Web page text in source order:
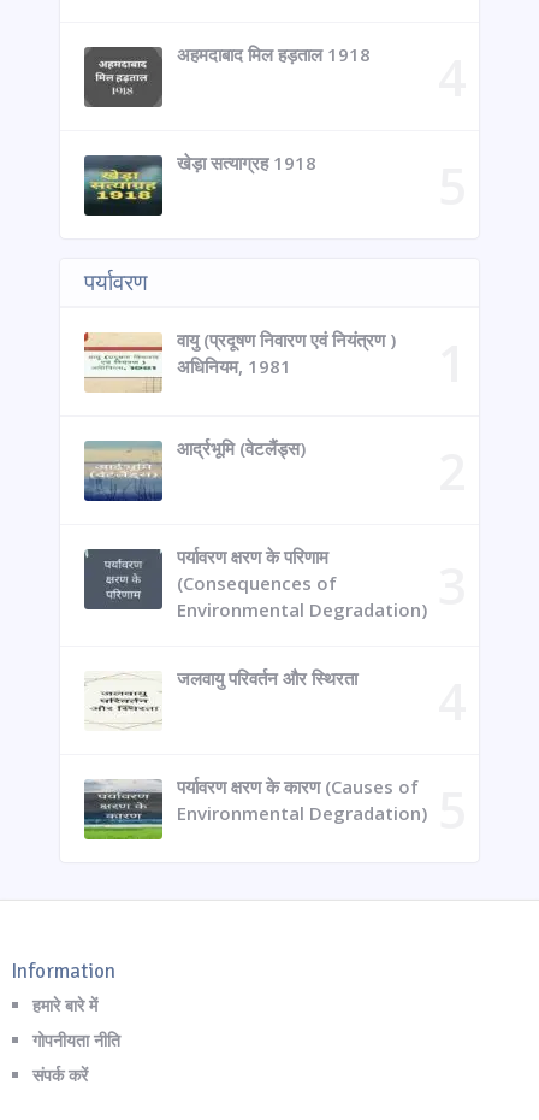
अहमदाबाद मिल हड़ताल 1918
खेड़ा सत्याग्रह 1918
पर्यावरण
वायु (प्रदूषण निवारण एवं नियंत्रण )
अधिनियम, 1981
आर्द्रभूमि (वेटलैंड्स)
पर्यावरण क्षरण के परिणाम
(Consequences of
Environmental Degradation)
जलवायु परिवर्तन और स्थिरता
पर्यावरण क्षरण के कारण (Causes of
Environmental Degradation)
Information
हमारे बारे में
गोपनीयता नीति
संपर्क करें